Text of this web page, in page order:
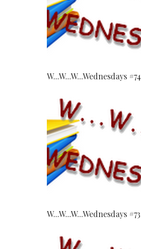
W...W...W...Wednesdays #74
W...W...W...Wednesdays #73